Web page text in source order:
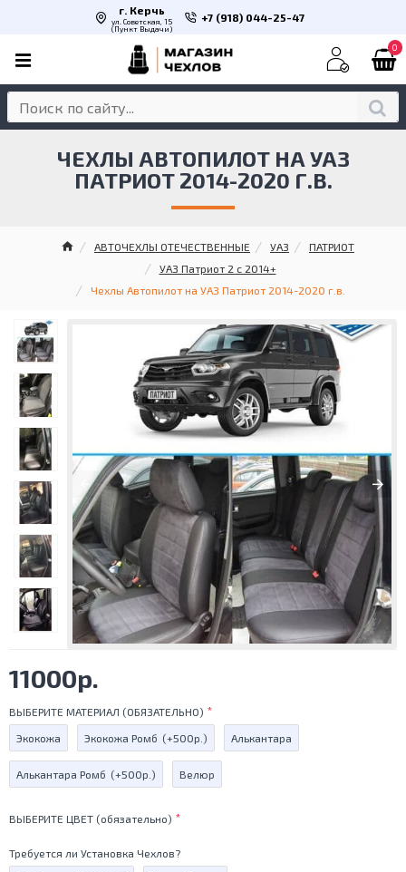
г. Керчь
ул. Советская, 15
(Пункт Выдачи)
+7 (918) 044-25-47
0
АВТОЧЕХЛЫ ОТЕЧЕСТВЕННЫЕ УАЗ
ПАТРИОТ
УАЗ Патриот 2 с 2014+
Чехлы Автопилот на УАЗ Патриот 2014-2020 г.в.
ЧЕХЛЫ АВТОПИЛОТ НА УАЗ
ПАТРИОТ 2014-2020 Г.В.
11000р.
ВЫБЕРИТЕ МАТЕРИАЛ (ОБЯЗАТЕЛЬНО)
Экокожа Экокожа Ромб (+500р.) Алькантара
Алькантара Ромб (+500р.) Велюр
ВЫБЕРИТЕ ЦВЕТ (обязательно)
Требуется ли Установка Чехлов?